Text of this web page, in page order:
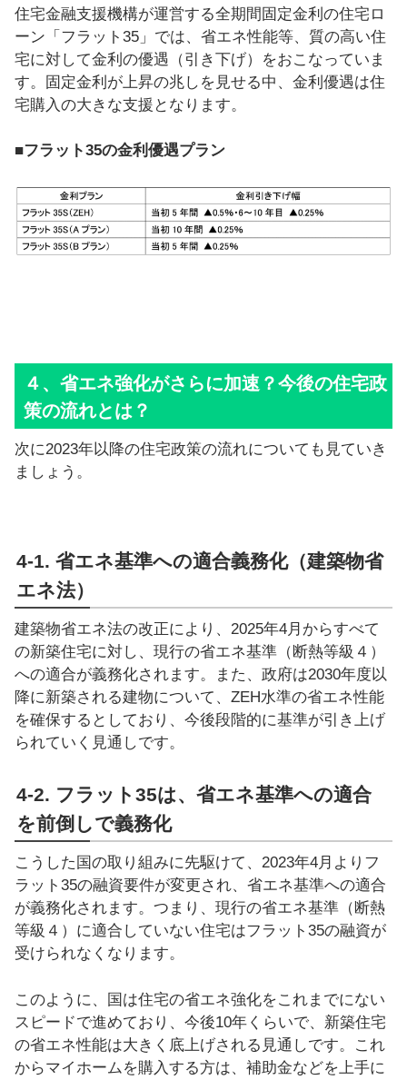
住宅金融支援機構が運営する全期間固定金利の住宅ロ
ーン「フラット35」では、省エネ性能等、質の高い住
宅に対して金利の優遇（引き下げ）をおこなっていま
す。固定金利が上昇の兆しを見せる中、金利優遇は住
宅購入の大きな支援となります。
■フラット35の金利優遇プラン
４、省エネ強化がさらに加速？今後の住宅政
策の流れとは？
次に2023年以降の住宅政策の流れについても見ていき
ましょう。
4-1. 省エネ基準への適合義務化（建築物省
エネ法）
建築物省エネ法の改正により、2025年4月からすべて
の新築住宅に対し、現行の省エネ基準（断熱等級４）
への適合が義務化されます。また、政府は2030年度以
降に新築される建物について、ZEH水準の省エネ性能
を確保するとしており、今後段階的に基準が引き上げ
られていく見通しです。
4-2. フラット35は、省エネ基準への適合
を前倒しで義務化
こうした国の取り組みに先駆けて、2023年4月よりフ
ラット35の融資要件が変更され、省エネ基準への適合
が義務化されます。つまり、現行の省エネ基準（断熱
等級４）に適合していない住宅はフラット35の融資が
受けられなくなります。
このように、国は住宅の省エネ強化をこれまでにない
スピードで進めており、今後10年くらいで、新築住宅
の省エネ性能は大きく底上げされる見通しです。これ
からマイホームを購入する方は、補助金などを上手に